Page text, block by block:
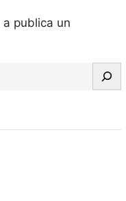
publica un